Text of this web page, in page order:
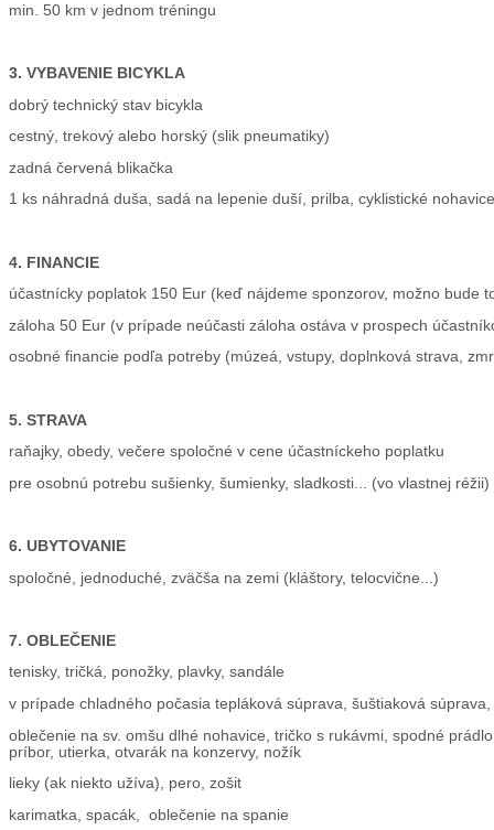
min. 50 km v jednom tréningu
3. VYBAVENIE BICYKLA
dobrý technický stav bicykla
cestný, trekový alebo horský (slik pneumatiky)
zadná červená blikačka
1 ks náhradná duša, sadá na lepenie duší, prilba, cyklistické
4. FINANCIE
účastnícky poplatok 150 Eur (keď nájdeme sponzorov, možno bude
záloha 50 Eur (v prípade neúčasti záloha ostáva v prospech
osobné financie podľa potreby (múzeá, vstupy, doplnková strava,
5. STRAVA
raňajky, obedy, večere spoločné v cene účastníckeho poplatku
pre osobnú potrebu sušienky, šumienky, sladkosti... (vo vlastnej réžii)
6. UBYTOVANIE
spoločné, jednoduché, zväčša na zemi (kláštory, telocvične...)
7. OBLEČENIE
tenisky, tričká, ponožky, plavky, sandále
v prípade chladného počasia tepláková súprava, šuštiaková
oblečenie na sv. omšu dlhé nohavice, tričko s rukávmi, spodné
príbor, utierka, otvarák na konzervy, nožík
lieky (ak niekto užíva), pero, zošit
karimatka, spacák, oblečenie na spanie